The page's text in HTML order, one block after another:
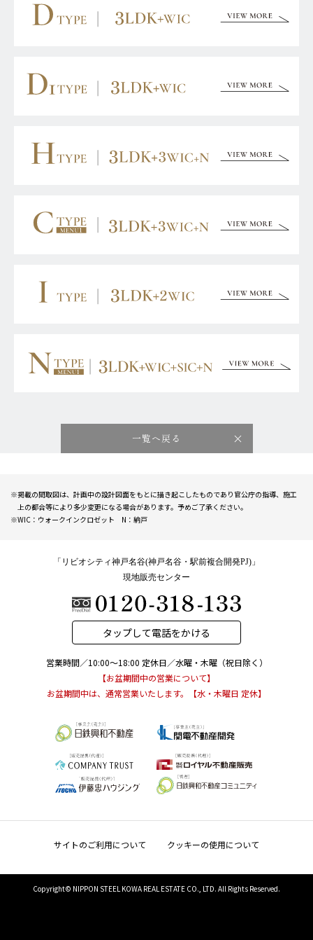
お問い合わせ 「リビオシティ神戸名谷(神戸名谷・駅前複合開発PJ)」現地販売
センター
一覧へ戻る
※掲載の間取図は、計画中の設計図面をもとに描き起こしたものであり官公庁の指導、施工
上の都合等により多少変更になる場合があります。予めご了承ください。
※WIC：ウォークインクロゼット N：納戸
「リビオシティ神戸名谷(神戸名谷・駅前複合開発PJ)」
現地販売センター
タップして電話をかける
営業時間／10:00～18:00 定休日／水曜・木曜（祝日除く）
【お盆期間中の営業について】
お盆期間中は、通常営業いたします。【水・木曜日 定休】
サイトのご利用について クッキーの使用について
Copyright© NIPPON STEEL KOWA REAL ESTATE CO., LTD. All Rights Reserved.